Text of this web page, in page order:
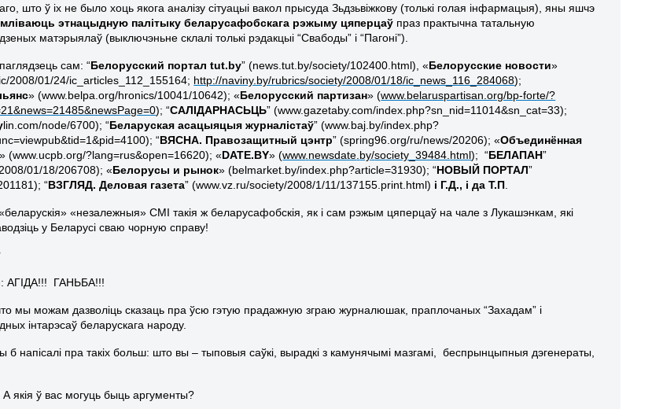
што ў іх не было хоць якога аналізу сітуацыі вакол прысуда Зьдзьвіжкову (толькі голая інфармацыя), яны яшчэ
этнацыдную палітыку беларусафобскага рэжыму цяперцаў праз практычна татальную
матэрыялаў (выключэньне склалі толькі рэдакцыі “Свабоды” і “Пагоні”).
сам: “Белорусский портал tut.by” (news.tut.by/society/102400.html), «Белорусские новости»
2008/01/24/ic_articles_112_155164; http://naviny.by/rubrics/society/2008/01/18/ic_news_116_284068);
» (www.belpa.org/hronics/10041/10642); «Белорусский партизан» (www.belaruspartisan.org/bp-forte/?
); “САЛІДАРНАСЬЦЬ” (www.gazetaby.com/index.php?sn_nid=11014&sn_cat=33);
lin.com/node/6700); “Беларуская асацыяцыя журналістаў” (www.baj.by/index.php?
“ВЯСНА. Правозащитный цэнтр” (spring96.org/ru/news/20206); «Объединённая
» (www.ucpb .org/?lang=rus&open=16620); «DATE.BY» (www. newsdate by/society _39484. html); “БЕЛАПАН”
01/18/206708); «Белорусы и рынок» (belmarket.by/index.php?article=31930); “НОВЫЙ ПОРТАЛ”
“ВЗГЛЯД. Деловая газета” (www.vz.ru/society/2008/1/11/137155.print.html) і Г.Д., і да Т.П
«незалежныя» СМІ такія ж беларусафобскія, як і сам рэжым цяперцаў на чале з Лукашэнкам, які
у Беларусі сваю чорную справу!
АГІДА!!! ГАНЬБА!!!
мы можам дазволіць сказаць пра ўсю гэтую прадажную зграю журналюшак, праплочаных “Захадам” і
інтарэсаў беларускага народу.
напісалі пра такіх больш: што вы – тыповыя саўкі, вырадкі з камунячымі мазгамі, беспрынцыпныя дэгенераты,
якія ў вас могуць быць аргументы?